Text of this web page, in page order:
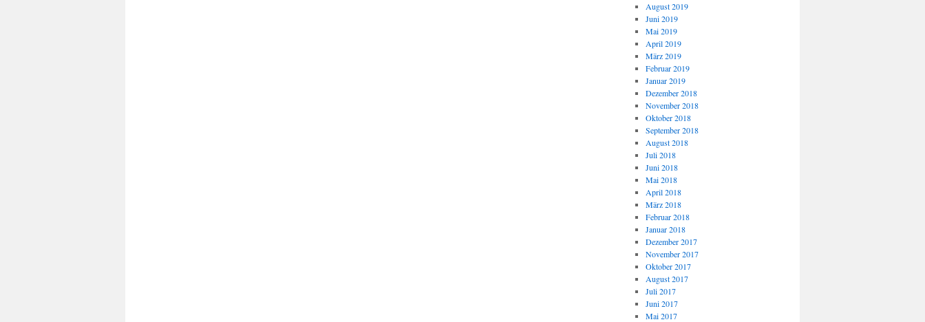
August 2019
Juni 2019
Mai 2019
April 2019
März 2019
Februar 2019
Januar 2019
Dezember 2018
November 2018
Oktober 2018
September 2018
August 2018
Juli 2018
Juni 2018
Mai 2018
April 2018
März 2018
Februar 2018
Januar 2018
Dezember 2017
November 2017
Oktober 2017
August 2017
Juli 2017
Juni 2017
Mai 2017